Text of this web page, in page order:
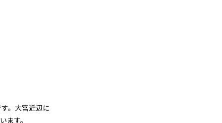
。大宮近辺に
ます。